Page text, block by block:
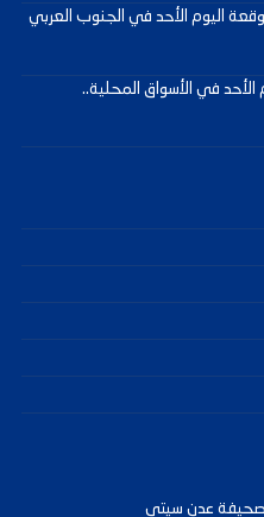
اليوم الأحد في الجنوب العربي
الأحد في الأسواق المحلية..
عدن سيتي